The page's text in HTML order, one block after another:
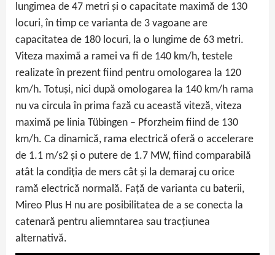
lungimea de 47 metri și o capacitate maximă de 130
locuri, în timp ce varianta de 3 vagoane are
capacitatea de 180 locuri, la o lungime de 63 metri.
Viteza maximă a ramei va fi de 140 km/h, testele
realizate în prezent fiind pentru omologarea la 120
km/h. Totuși, nici după omologarea la 140 km/h rama
nu va circula în prima fază cu această viteză, viteza
maximă pe linia Tübingen – Pforzheim fiind de 130
km/h. Ca dinamică, rama electrică oferă o accelerare
de 1.1 m/s2 și o putere de 1.7 MW, fiind comparabilă
atât la condiția de mers cât și la demaraj cu orice
ramă electrică normală. Față de varianta cu baterii,
Mireo Plus H nu are posibilitatea de a se conecta la
catenară pentru aliemntarea sau tracțiunea
alternativă.